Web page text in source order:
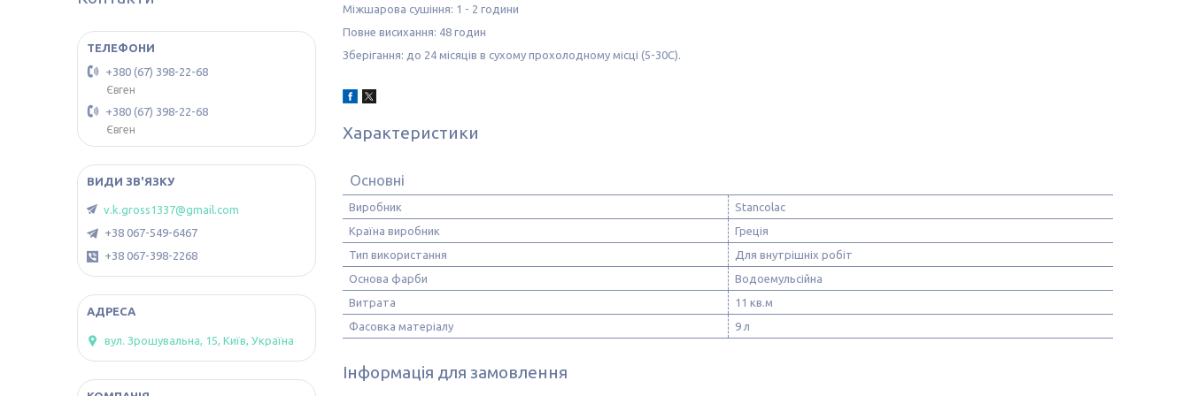
Міжшарова сушіння: 1 - 2 години
Повне висихання: 48 годин
Зберігання: до 24 місяців в сухому прохолодному місці (5-30C).
Характеристики
Основні
Виробник
Stancolac
Країна виробник
Греція
Тип використання
Для внутрішніх робіт
Основа фарби
Водоемульсійна
Витрата
11 кв.м
Фасовка матеріалу
9 л
Інформація для замовлення
+380 (67) 398-22-68
Євген
+380 (67) 398-22-68
Євген
v.k.gross1337@gmail.com
+38 067-549-6467
+38 067-398-2268
вул. Зрошувальна, 15, Київ, Україна